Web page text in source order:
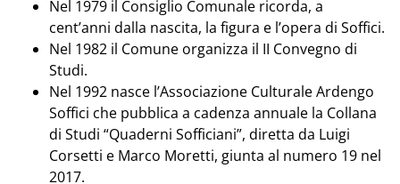
Nel 1979 il Consiglio Comunale ricorda, a
cent’anni dalla nascita, la figura e l’opera di Soffici.
Nel 1982 il Comune organizza il II Convegno di
Studi.
Nel 1992 nasce l’Associazione Culturale Ardengo
Soffici che pubblica a cadenza annuale la Collana
di Studi “Quaderni Sofficiani”, diretta da Luigi
Corsetti e Marco Moretti, giunta al numero 19 nel
2017.